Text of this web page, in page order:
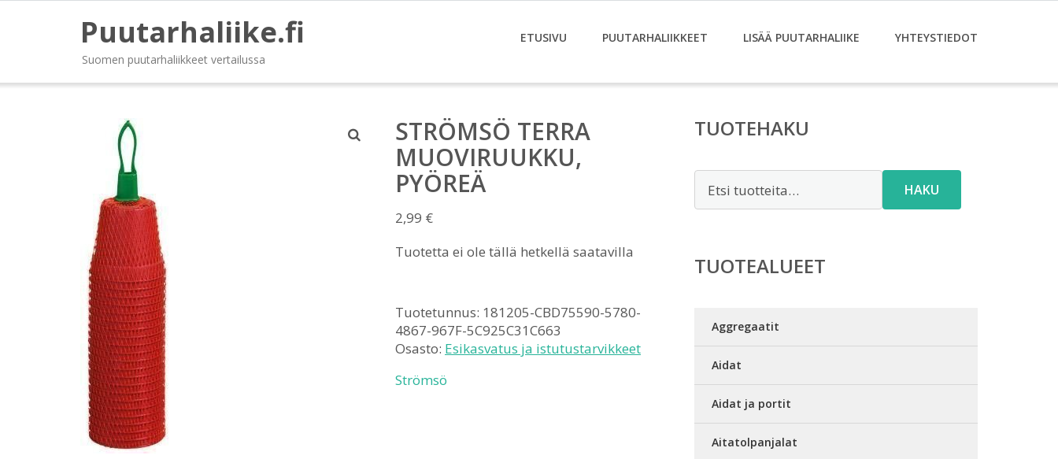
Puutarhaliike.fi
Suomen puutarhaliikkeet vertailussa
ETUSIVU PUUTARHALIIKKEET LISÄÄ PUUTARHALIIKE YHTEYSTIEDOT
STRÖMSÖ TERRA
MUOVIRUUKKU,
PYÖREÄ
2,99 €
Tuotetta ei ole tällä hetkellä saatavilla
Tuotetunnus: 181205-CBD75590-5780-
4867-967F-5C925C31C663
Osasto: Esikasvatus ja istutustarvikkeet
Strömsö
TUOTEHAKU
HAKU
TUOTEALUEET
Aggregaatit
Aidat
Aidat ja portit
Aitatolpanjalat